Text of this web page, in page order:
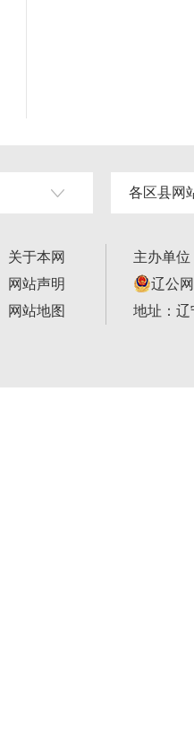
各区县网
关于本网
网站声明
网站地图
主办单
辽公
地址：辽